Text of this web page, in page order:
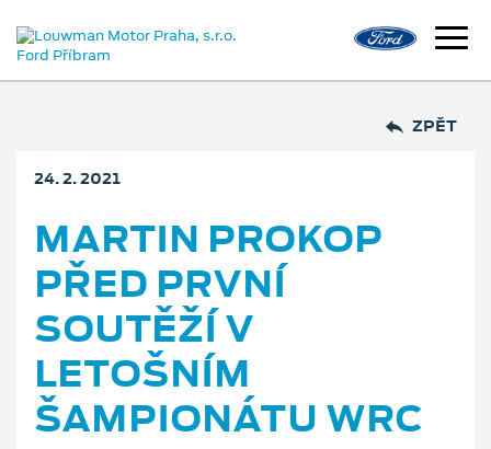
ZPĚT
24. 2. 2021
MARTIN PROKOP
PŘED PRVNÍ
SOUTĚŽÍ V
LETOŠNÍM
ŠAMPIONÁTU WRC